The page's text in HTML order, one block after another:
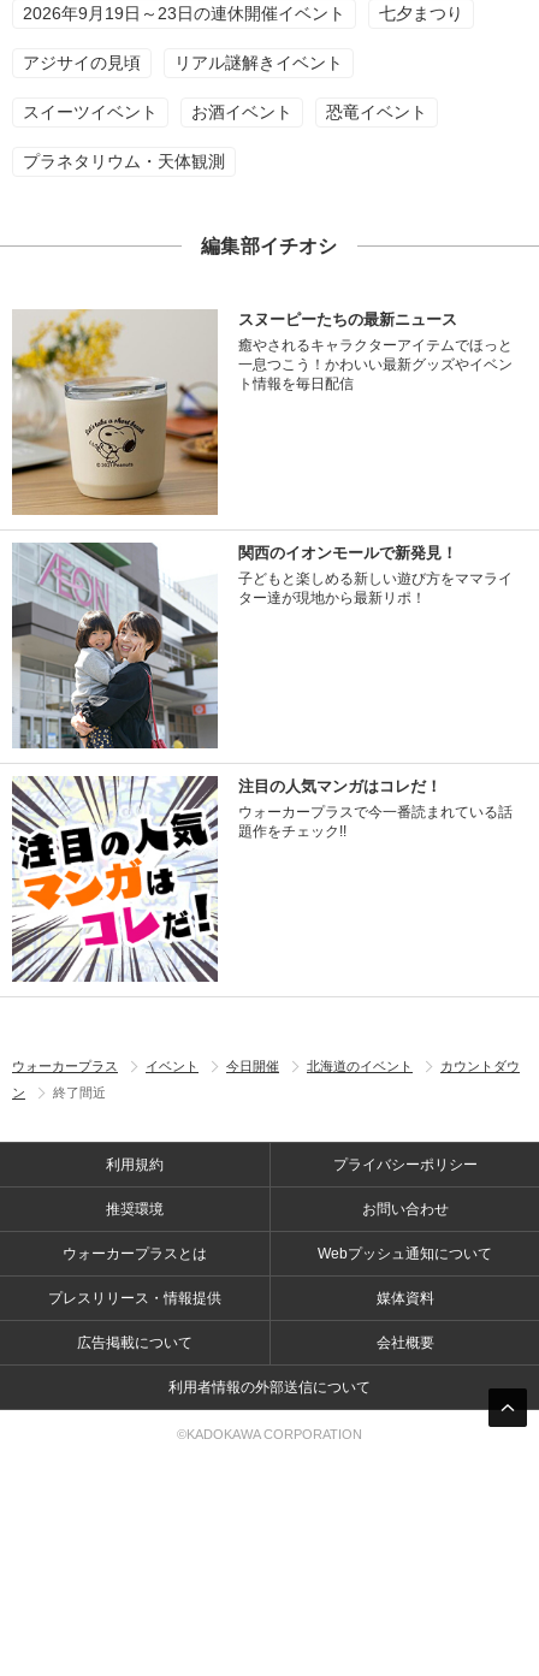
2026年9月19日～23日の連休開催イベント 七夕まつり
アジサイの見頃 リアル謎解きイベント
スイーツイベント お酒イベント 恐竜イベント
プラネタリウム・天体観測
編集部イチオシ
スヌーピーたちの最新ニュース
癒やされるキャラクターアイテムでほっと
一息つこう！かわいい最新グッズやイベン
ト情報を毎日配信
関西のイオンモールで新発見！
子どもと楽しめる新しい遊び方をママライ
ター達が現地から最新リポ！
注目の人気マンガはコレだ！
ウォーカープラスで今一番読まれている話
題作をチェック!!
ウォーカープラス イベント 今日開催 北海道のイベント
カウントダウ
ン
終了間近
利用規約 プライバシーポリシー
推奨環境 お問い合わせ
ウォーカープラスとは Webプッシュ通知について
プレスリリース・情報提供 媒体資料
広告掲載について 会社概要
利用者情報の外部送信について
©KADOKAWA CORPORATION